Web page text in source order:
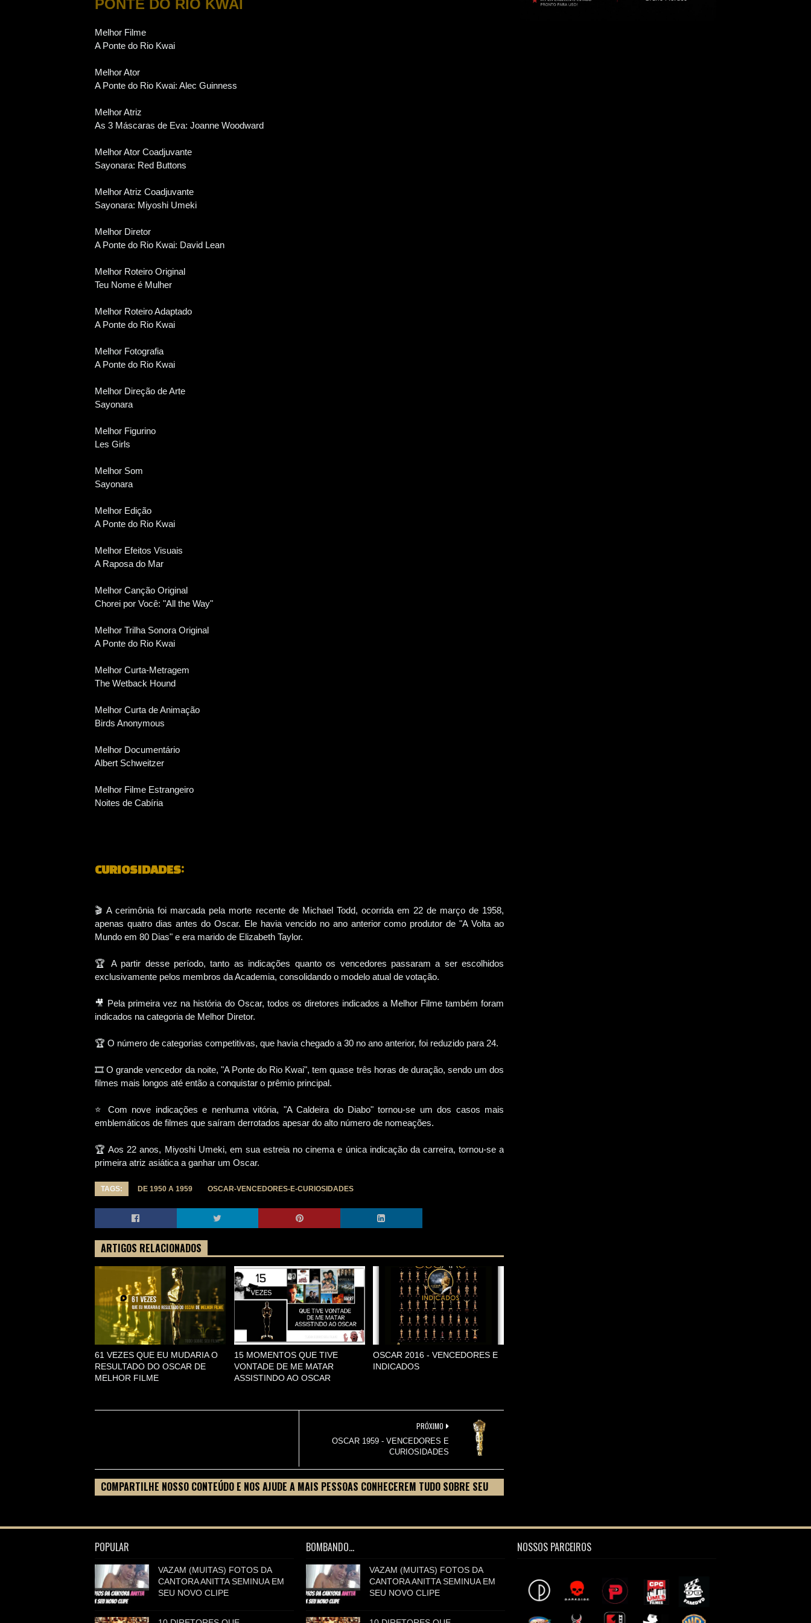
PONTE DO RIO KWAI
Melhor Filme
A Ponte do Rio Kwai
Melhor Ator
A Ponte do Rio Kwai: Alec Guinness
Melhor Atriz
As 3 Máscaras de Eva: Joanne Woodward
Melhor Ator Coadjuvante
Sayonara: Red Buttons
Melhor Atriz Coadjuvante
Sayonara: Miyoshi Umeki
Melhor Diretor
A Ponte do Rio Kwai: David Lean
Melhor Roteiro Original
Teu Nome é Mulher
Melhor Roteiro Adaptado
A Ponte do Rio Kwai
Melhor Fotografia
A Ponte do Rio Kwai
Melhor Direção de Arte
Sayonara
Melhor Figurino
Les Girls
Melhor Som
Sayonara
Melhor Edição
A Ponte do Rio Kwai
Melhor Efeitos Visuais
A Raposa do Mar
Melhor Canção Original
Chorei por Você: "All the Way"
Melhor Trilha Sonora Original
A Ponte do Rio Kwai
Melhor Curta-Metragem
The Wetback Hound
Melhor Curta de Animação
Birds Anonymous
Melhor Documentário
Albert Schweitzer
Melhor Filme Estrangeiro
Noites de Cabíria
CURIOSIDADES:
🎬 A cerimônia foi marcada pela morte recente de Michael Todd, ocorrida em 22 de março de 1958,
apenas quatro dias antes do Oscar. Ele havia vencido no ano anterior como produtor de "A Volta ao
Mundo em 80 Dias" e era marido de Elizabeth Taylor.
🏆 A partir desse período, tanto as indicações quanto os vencedores passaram a ser escolhidos
exclusivamente pelos membros da Academia, consolidando o modelo atual de votação.
🎥 Pela primeira vez na história do Oscar, todos os diretores indicados a Melhor Filme também foram
indicados na categoria de Melhor Diretor.
🏆 O número de categorias competitivas, que havia chegado a 30 no ano anterior, foi reduzido para 24.
🎞️ O grande vencedor da noite, "A Ponte do Rio Kwai", tem quase três horas de duração, sendo um dos
filmes mais longos até então a conquistar o prêmio principal.
⭐ Com nove indicações e nenhuma vitória, "A Caldeira do Diabo" tornou-se um dos casos mais
emblemáticos de filmes que saíram derrotados apesar do alto número de nomeações.
🏆 Aos 22 anos, Miyoshi Umeki, em sua estreia no cinema e única indicação da carreira, tornou-se a
primeira atriz asiática a ganhar um Oscar.
TAGS: DE 1950 A 1959 OSCAR-VENCEDORES-E-CURIOSIDADES
ARTIGOS RELACIONADOS
61 VEZES QUE EU MUDARIA O
RESULTADO DO OSCAR DE
MELHOR FILME
15 MOMENTOS QUE TIVE
VONTADE DE ME MATAR
ASSISTINDO AO OSCAR
OSCAR 2016 - VENCEDORES E
INDICADOS
PRÓXIMO
OSCAR 1959 - VENCEDORES E
CURIOSIDADES
COMPARTILHE NOSSO CONTEÚDO E NOS AJUDE A MAIS PESSOAS CONHECEREM TUDO SOBRE SEU
POPULAR
VAZAM (MUITAS) FOTOS DA
CANTORA ANITTA SEMINUA EM
SEU NOVO CLIPE
BOMBANDO...
VAZAM (MUITAS) FOTOS DA
CANTORA ANITTA SEMINUA EM
SEU NOVO CLIPE
NOSSOS PARCEIROS